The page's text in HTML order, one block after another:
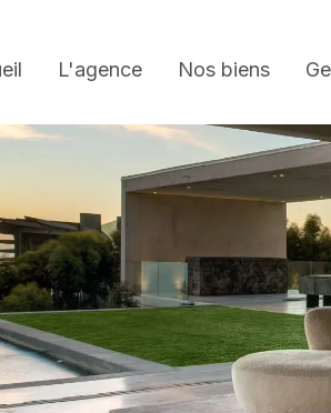
L'agence Nos biens